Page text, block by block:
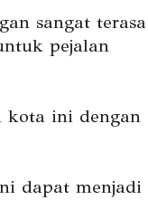
sangat terasa
pejalan
kota ini dengan
dapat menjadi